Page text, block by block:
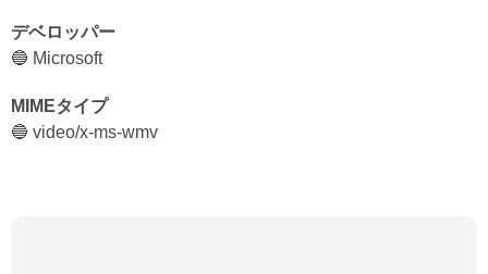
デベロッパー
🔵 Microsoft
MIMEタイプ
🔵 video/x-ms-wmv